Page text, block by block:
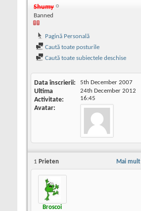
Shumy
Banned
Pagină Personală
Caută toate posturile
Caută toate subiectele deschise
Data înscrierii 5th December 2007
Ultima
Activitate
24th December 2012
16:45
Avatar
Mai mult
1 Prieten
Broscoi